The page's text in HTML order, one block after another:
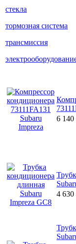
стекла
тормозная система
трансмиссия
6 140
4 630